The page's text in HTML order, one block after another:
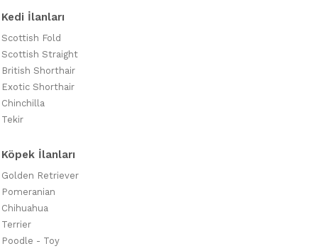
Kedi İlanları
Scottish Fold
Scottish Straight
British Shorthair
Exotic Shorthair
Chinchilla
Tekir
Köpek İlanları
Golden Retriever
Pomeranian
Chihuahua
Terrier
Poodle - Toy